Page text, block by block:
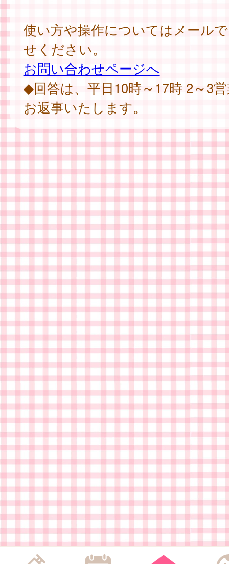
使い方や操作についてはメール
せください。
お問い合わせページへ
◆回答は、平日10時～17時 2～3
お返事いたします。